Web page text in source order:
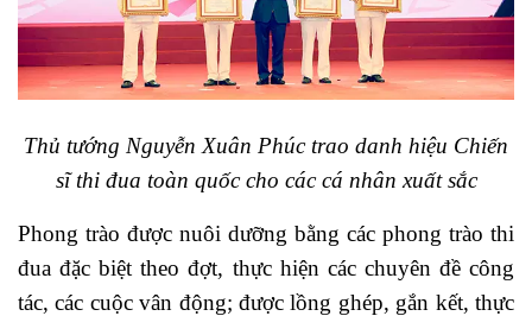
Thủ tướng Nguyễn Xuân Phúc trao danh hiệu Chiến
sĩ thi đua toàn quốc cho các cá nhân xuất sắc
Phong trào được nuôi dưỡng bằng các phong trào thi
đua đặc biệt theo đợt, thực hiện các chuyên đề công
tác, các cuộc vân động; được lồng ghép, gắn kết, thực